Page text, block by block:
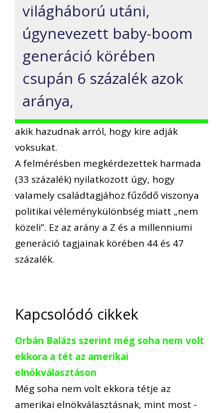
világháború utáni,
úgynevezett baby-boom
generáció körében
csupán 6 százalék azok
aránya,
akik hazudnak arról, hogy kire adják
voksukat.
A felmérésben megkérdezettek harmada
(33 százalék) nyilatkozott úgy, hogy
valamely családtagjához fűződő viszonya
politikai véleménykülönbség miatt „nem
közeli”. Ez az arány a Z és a millenniumi
generáció tagjainak körében 44 és 47
százalék.
Kapcsolódó cikkek
Orbán Balázs szerint még soha nem volt
ekkora a tét az amerikai
elnökválasztáson
Még soha nem volt ekkora tétje az
amerikai elnökválasztásnak, mint most -